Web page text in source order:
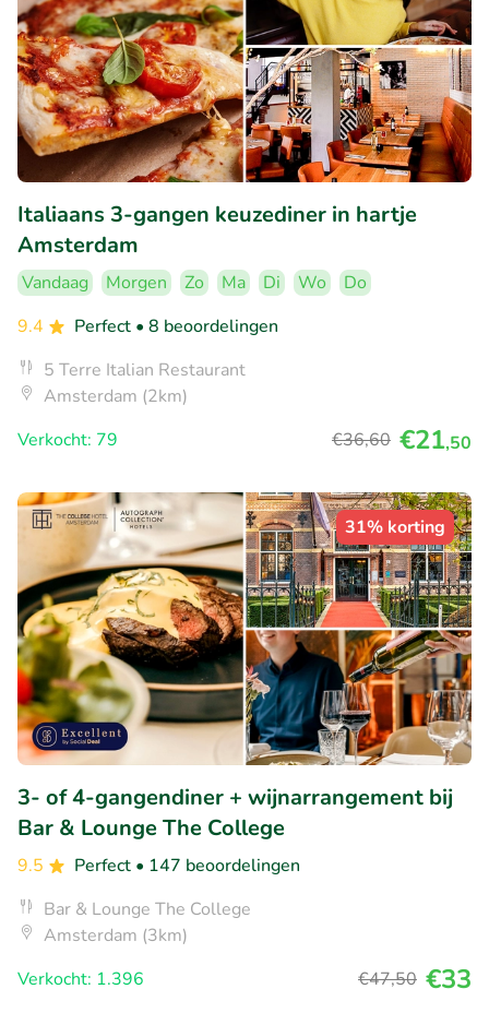
Italiaans 3-gangen keuzediner in hartje
Amsterdam
Vandaag Morgen Zo Ma Di Wo
Do
9.4
Perfect • 8 beoordelingen
5 Terre Italian Restaurant
Amsterdam (2km)
Verkocht: 79
€36,60 €21,50
31% korting
3- of 4-gangendiner + wijnarrangement bij
Bar & Lounge The College
9.5 Perfect • 147 beoordelingen
Bar & Lounge The College
Amsterdam (3km)
Verkocht: 1.396
€47,50 €33